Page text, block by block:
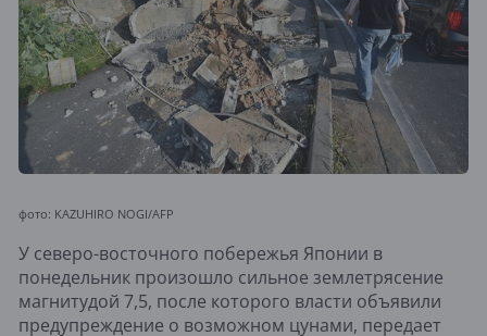
фото: KAZUHIRO NOGI/AFP
У северо-восточного побережья Японии в
понедельник произошло сильное землетрясение
магнитудой 7,5, после которого власти объявили
предупреждение о возможном цунами, передает